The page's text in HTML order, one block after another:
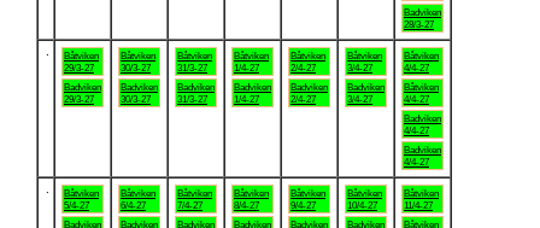
Badviken
28/3-27
Båtviken
29/3-27
Badviken
29/3-27
Båtviken
30/3-27
Badviken
30/3-27
Båtviken
31/3-27
Badviken
31/3-27
Båtviken
1/4-27
Badviken
1/4-27
Båtviken
2/4-27
Badviken
2/4-27
Båtviken
3/4-27
Badviken
3/4-27
Båtviken
4/4-27
Båtviken
4/4-27
Badviken
4/4-27
Badviken
4/4-27
Båtviken
5/4-27
Badviken
Båtviken
6/4-27
Badviken
Båtviken
7/4-27
Badviken
Båtviken
8/4-27
Badviken
Båtviken
9/4-27
Badviken
Båtviken
10/4-27
Badviken
Båtviken
11/4-27
Båtviken